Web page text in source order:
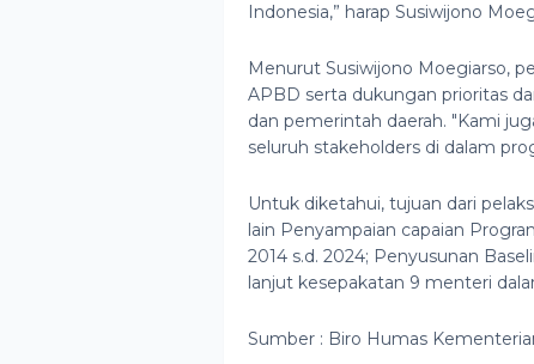
Indonesia,” harap Susiwijono
Menurut Susiwijono Moegiarso,
APBD serta dukungan prioritas
dan pemerintah daerah. "Kami
seluruh stakeholders di dalam
Untuk diketahui, tujuan dari
lain Penyampaian capaian
2014 s.d. 2024; Penyusunan
lanjut kesepakatan 9 menteri
Sumber : Biro Humas